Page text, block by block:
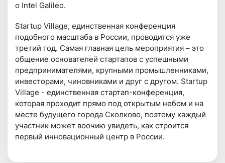
о Intel Galileo.
Startup Village, единственная конференция
подобного масштаба в России, проводится уже
третий год. Самая главная цель мероприятия – это
общение основателей стартапов с успешными
предпринимателями, крупными промышленниками,
инвесторами, чиновниками и друг с другом. Startup
Village - единственная стартап-конференция,
которая проходит прямо под открытым небом и на
месте будущего города Сколково, поэтому каждый
участник может воочию увидеть, как строится
первый инновационный центр в России.